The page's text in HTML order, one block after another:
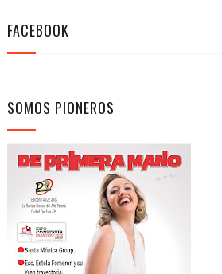
FACEBOOK
SOMOS PIONEROS